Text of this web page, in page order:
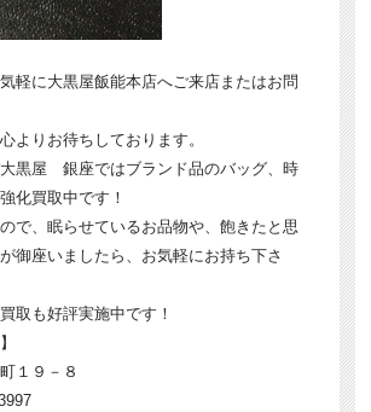
軽に大黒屋飯能本店へご来店またはお問
よりお待ちしております。
黒屋 銀座ではブランド品のバッグ、時
化買取中です！
で、眠らせているお品物や、飽きたと思
御座いましたら、お気軽にお持ち下さ
取も好評実施中です！
１９－８